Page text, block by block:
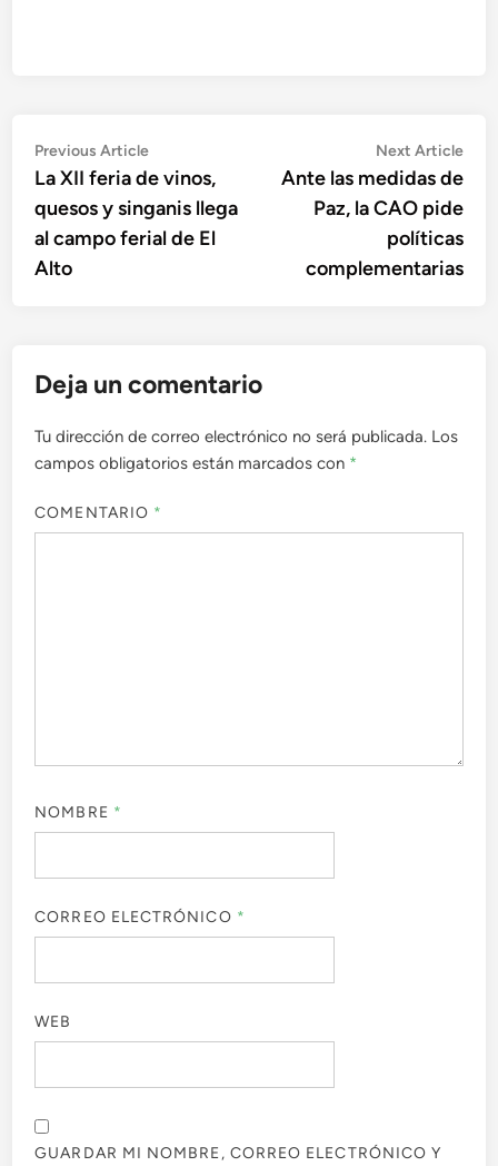
Navegación
de
entradas
Previous ArticlePrevious
article:
La XII feria de vinos,
quesos y singanis llega
al campo ferial de El
Alto
Next Article
Ante las medidas de
Paz, la CAO pide
políticas
complementarias
Deja un comentario
Tu dirección de correo electrónico no será publicada. Los
campos obligatorios están marcados con *
COMENTARIO *
NOMBRE *
CORREO ELECTRÓNICO *
WEB
GUARDAR MI NOMBRE, CORREO ELECTRÓNICO Y